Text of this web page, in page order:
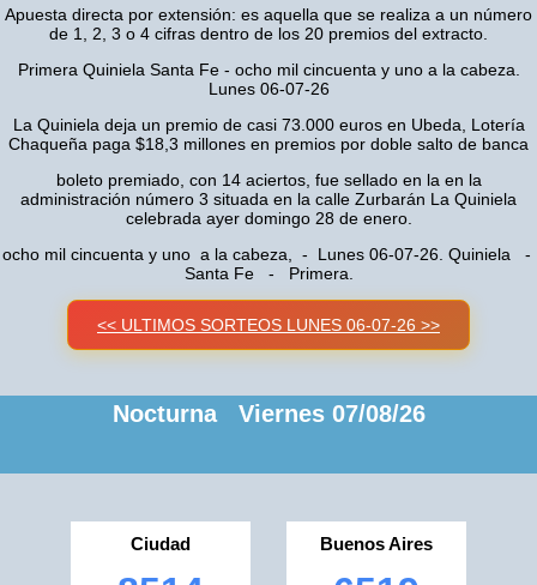
Apuesta directa por extensión: es aquella que se realiza a un número
de 1, 2, 3 o 4 cifras dentro de los 20 premios del extracto.
Primera Quiniela Santa Fe - ocho mil cincuenta y uno a la cabeza.
Lunes 06-07-26
La Quiniela deja un premio de casi 73.000 euros en Ubeda, Lotería
Chaqueña paga $18,3 millones en premios por doble salto de banca
boleto premiado, con 14 aciertos, fue sellado en la en la
administración número 3 situada en la calle Zurbarán La Quiniela
celebrada ayer domingo 28 de enero.
ocho mil cincuenta y uno a la cabeza, - Lunes 06-07-26. Quiniela -
Santa Fe - Primera.
<< ULTIMOS SORTEOS LUNES 06-07-26 >>
Nocturna Viernes 07/08/26
Ciudad Buenos Aires